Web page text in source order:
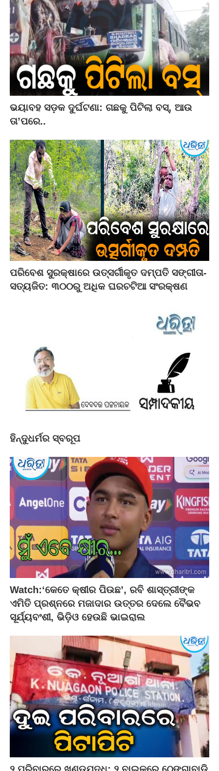
ଭୟାବହ ସଡ଼କ ଦୁର୍ଘଟଣା: ଗଛକୁ ପିଟିଲା ବସ୍‌, ଆଉ
ତା’ପରେ..
ପରିବେଶ ସୁରକ୍ଷାରେ ଉତ୍ସର୍ଗୀକୃତ ଦମ୍ପତି ସଙ୍ଗୀତା-
ସତ୍ୟଜିତ: ୩୦୦ରୁ ଅଧିକ ଘରଚଟିଆ ସଂରକ୍ଷଣ
ହିନ୍ଦୁଧର୍ମର ସ୍ବରୂପ
Watch:‘କେତେ କ୍ଷୀର ପିଉଛ’, ରବି ଶାସ୍ତ୍ରୀଙ୍କ
ଏମିତି ପ୍ରଶ୍ନରେ ମଜାଦାର ଉତ୍ତର ଦେଲେ ବୈଭବ
ସୂର୍ଯ୍ୟବଂଶୀ, ଭିଡ଼ିଓ ହେଉଛି ଭାଇରାଲ